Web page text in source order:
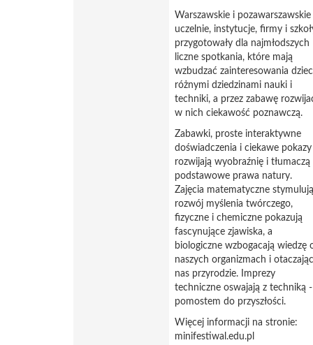
Warszawskie i pozawarszawskie
uczelnie, instytucje, firmy i
przygotowały dla najmłodszych
liczne spotkania, które mają
wzbudzać zainteresowania
różnymi dziedzinami nauki i
techniki, a przez zabawę
w nich ciekawość poznawczą.
Zabawki, proste interaktywne
doświadczenia i ciekawe pokazy
rozwijają wyobraźnię i tłumaczą
podstawowe prawa natury.
Zajęcia matematyczne stymulują
rozwój myślenia twórczego,
fizyczne i chemiczne pokazują
fascynujące zjawiska, a
biologiczne wzbogacają wiedzę
naszych organizmach i
nas przyrodzie. Imprezy
techniczne oswajają z techniką -
pomostem do przyszłości.
Więcej informacji na stronie:
minifestiwal.edu.pl